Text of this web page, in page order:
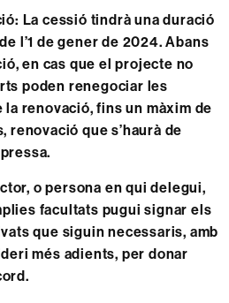
La cessió tindrà una duració
l’1 de gener de 2024. Abans
en cas que el projecte no
poden renegociar les
renovació, fins un màxim de
renovació que s’haurà de
o persona en qui delegui,
facultats pugui signar els
que siguin necessaris, amb
més adients, per donar